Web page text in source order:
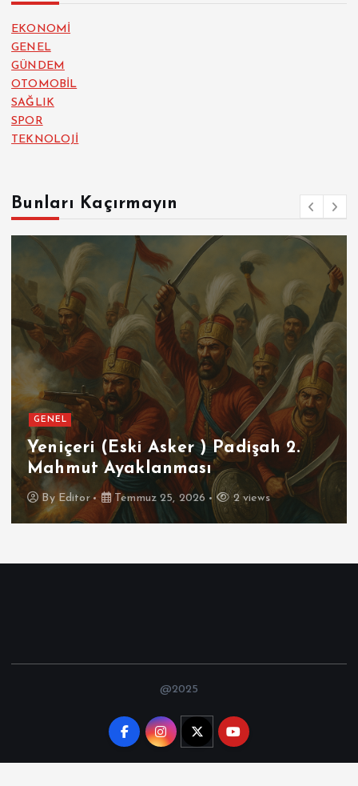
EKONOMİ
GENEL
GÜNDEM
OTOMOBİL
SAĞLIK
SPOR
TEKNOLOJİ
Bunları Kaçırmayın
GENEL SPOR
Futbolun Zirvesinde Yeniden
İspanya
By Editor Temmuz 16, 2026 3 views
@2025